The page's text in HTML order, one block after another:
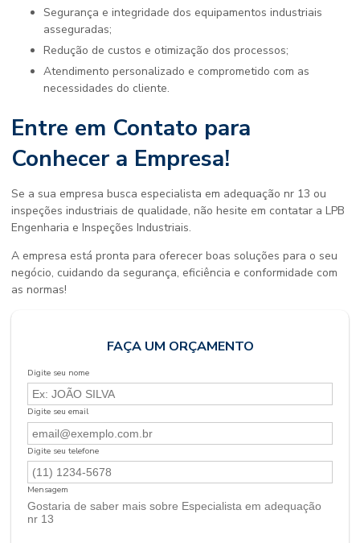
Segurança e integridade dos equipamentos industriais
asseguradas;
Redução de custos e otimização dos processos;
Atendimento personalizado e comprometido com as
necessidades do cliente.
Entre em Contato para
Conhecer a Empresa!
Se a sua empresa busca especialista em adequação nr 13 ou
inspeções industriais de qualidade, não hesite em contatar a LPB
Engenharia e Inspeções Industriais.
A empresa está pronta para oferecer boas soluções para o seu
negócio, cuidando da segurança, eficiência e conformidade com
as normas!
FAÇA UM ORÇAMENTO
Digite seu nome
Digite seu email
Digite seu telefone
Mensagem